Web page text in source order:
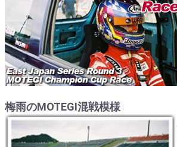
梅雨のMOTEGI混戦模様